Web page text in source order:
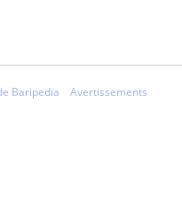
Baripedia Avertissements